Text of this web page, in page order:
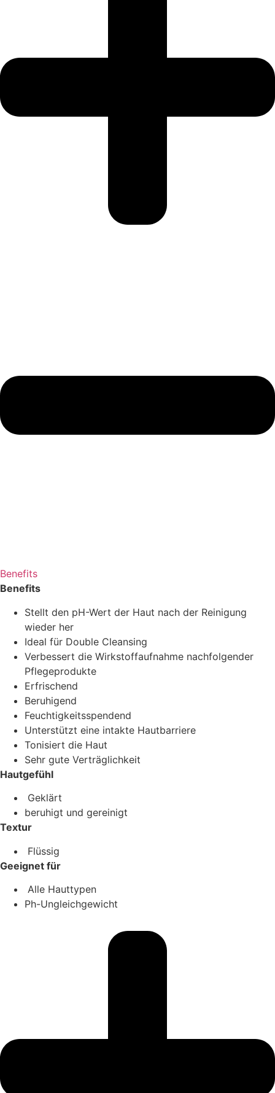
Benefits
Benefits
Stellt den pH-Wert der Haut nach der Reinigung
wieder her
Ideal für Double Cleansing
Verbessert die Wirkstoffaufnahme nachfolgender
Pflegeprodukte
Erfrischend
Beruhigend
Feuchtigkeitsspendend
Unterstützt eine intakte Hautbarriere
Tonisiert die Haut
Sehr gute Verträglichkeit
Hautgefühl
Geklärt
beruhigt und gereinigt
Textur
Flüssig
Geeignet für
Alle Hauttypen
Ph-Ungleichgewicht